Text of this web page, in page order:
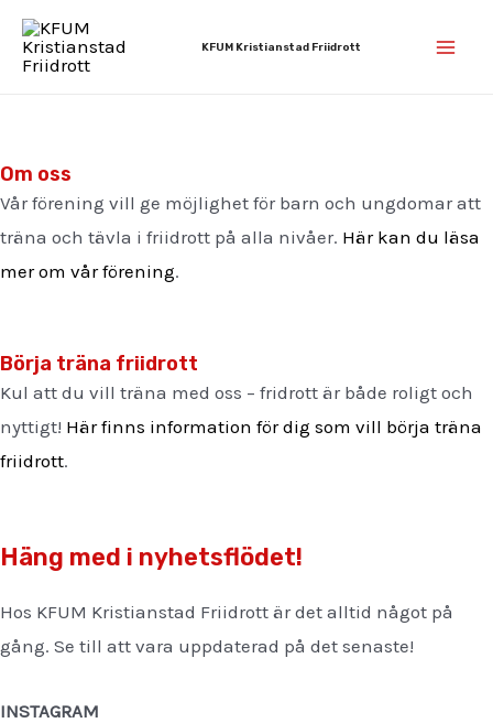
Hoppa
KFUM Kristianstad Friidrott
Om oss
Vår förening vill ge möjlighet för barn och ungdomar att
träna och tävla i friidrott på alla nivåer. Här kan du läsa
mer om vår förening.
Börja träna friidrott
Kul att du vill träna med oss – fridrott är både roligt och
nyttigt! Här finns information för dig som vill börja träna
friidrott.
Häng med i nyhetsflödet!
Hos KFUM Kristianstad Friidrott är det alltid något på
gång. Se till att vara uppdaterad på det senaste!
INSTAGRAM